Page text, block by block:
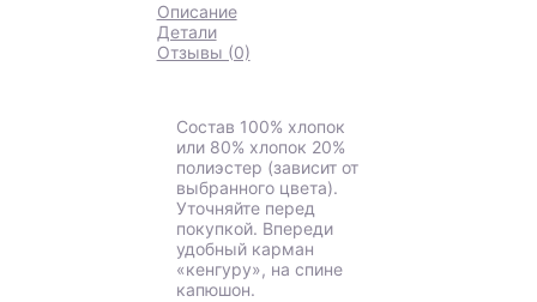
Описание
Детали
Отзывы (0)
Состав 100% хлопок
или 80% хлопок 20%
полиэстер (зависит от
выбранного цвета).
Уточняйте перед
покупкой. Впереди
удобный карман
«кенгуру», на спине
капюшон.